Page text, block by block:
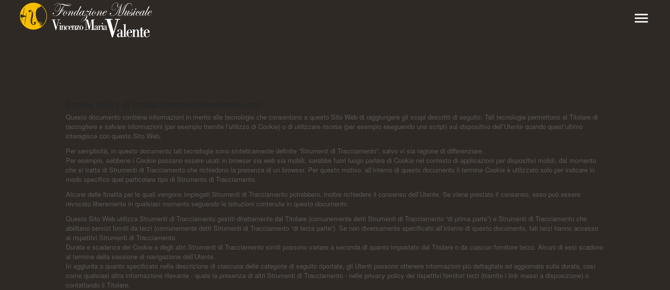
menu
Questo documento contiene informazioni in merito alle tecnologie che consentono a questo Sito Web di raggiungere gli scopi descritti di seguito. Tali tecnologie permettono al Titolare di
raccogliere e salvare informazioni (per esempio tramite l’utilizzo di Cookie) o di utilizzare risorse (per esempio eseguendo uno script) sul dispositivo dell’Utente quando quest’ultimo
interagisce con questo Sito Web.
Per semplicità, in questo documento tali tecnologie sono sinteticamente definite “Strumenti di Tracciamento”, salvo vi sia ragione di differenziare.
Per esempio, sebbene i Cookie possano essere usati in browser sia web sia mobili, sarebbe fuori luogo parlare di Cookie nel contesto di applicazioni per dispositivi mobili, dal momento
che si tratta di Strumenti di Tracciamento che richiedono la presenza di un browser. Per questo motivo, all’interno di questo documento il termine Cookie è utilizzato solo per indicare in
modo specifico quel particolare tipo di Strumento di Tracciamento.
Alcune delle finalità per le quali vengono impiegati Strumenti di Tracciamento potrebbero, inoltre richiedere il consenso dell’Utente. Se viene prestato il consenso, esso può essere
revocato liberamente in qualsiasi momento seguendo le istruzioni contenute in questo documento.
Questo Sito Web utilizza Strumenti di Tracciamento gestiti direttamente dal Titolare (comunemente detti Strumenti di Tracciamento “di prima parte”) e Strumenti di Tracciamento che
abilitano servizi forniti da terzi (comunemente detti Strumenti di Tracciamento “di terza parte”). Se non diversamente specificato all’interno di questo documento, tali terzi hanno accesso
ai rispettivi Strumenti di Tracciamento.
Durata e scadenza dei Cookie e degli altri Strumenti di Tracciamento simili possono variare a seconda di quanto impostato dal Titolare o da ciascun fornitore terzo. Alcuni di essi scadono
al termine della sessione di navigazione dell’Utente.
In aggiunta a quanto specificato nella descrizione di ciascuna delle categorie di seguito riportate, gli Utenti possono ottenere informazioni più dettagliate ed aggiornate sulla durata, così
come qualsiasi altra informazione rilevante - quale la presenza di altri Strumenti di Tracciamento - nelle privacy policy dei rispettivi fornitori terzi (tramite i link messi a disposizione) o
contattando il Titolare.